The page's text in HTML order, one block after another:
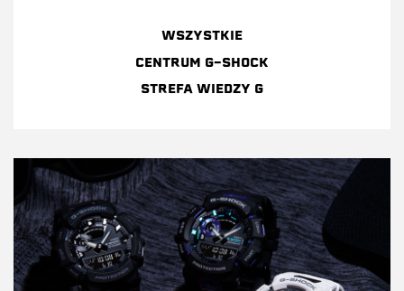
WSZYSTKIE
CENTRUM G-SHOCK
STREFA WIEDZY G